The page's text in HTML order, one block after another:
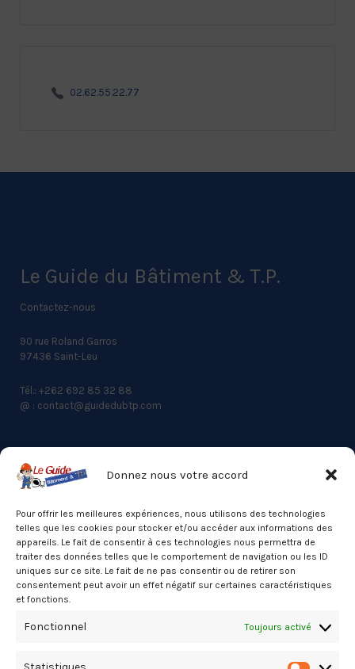
Donnez nous votre accord
Pour offrir les meilleures expériences, nous utilisons des technologies
telles que les cookies pour stocker et/ou accéder aux informations des
appareils. Le fait de consentir à ces technologies nous permettra de
traiter des données telles que le comportement de navigation ou les ID
uniques sur ce site. Le fait de ne pas consentir ou de retirer son
consentement peut avoir un effet négatif sur certaines caractéristiques
et fonctions.
Fonctionnel Toujours activé
02.62.55.22.77
Le Guide du Bâtiment & T.P.
Contactez-nous
90 rue Roland Garros
97436 Saint-Leu
Tél.: +262 692 85 32 88
@ : contact@guidedubtp.com
ACCES RAPIDE
Actualités du BTP
Annuaire
Besoin d’un professionnel ?
Mentions légales